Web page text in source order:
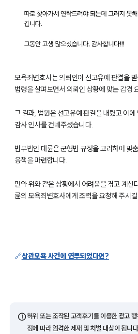
모욕죄변호사는 의뢰인이 선고유예 판결을
법령을 살펴보면서 의뢰인 상황에 맞는 감경
그 결과, 법원은 선고유예 판결을 내렸고 이
감사 인사를 건네주셨습니다.
법무법인 대륜은 군형법 규정을 고려하여 맞
응책을 마련합니다.
만약 위와 같은 상황에서 어려움을 겪고 계신
륜의 모욕죄변호사에게 조력을 요청해 주시
🔗상관모욕 사건에 연루되었다면?
⚠️허위 또는 조작된 고객후기를 이용한 광고
정에 따라 엄격한 제재 및 처벌 대상이 됩니